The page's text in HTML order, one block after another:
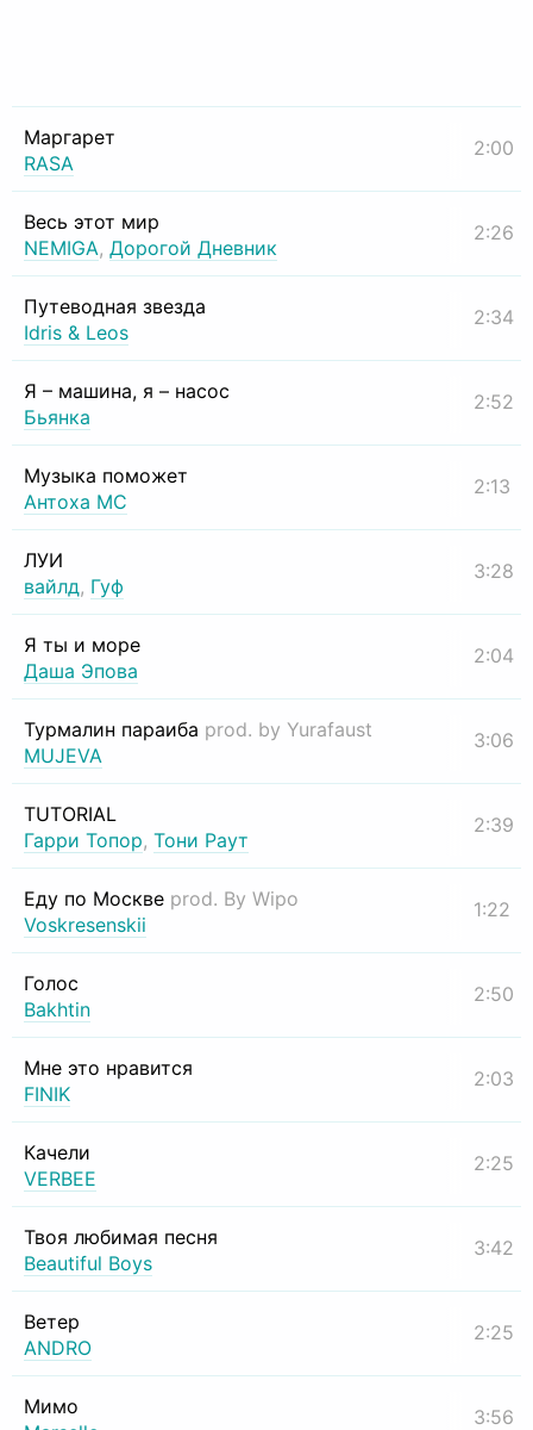
Маргарет
RASA
2:00
Весь этот мир
NEMIGA, Дорогой Дневник
2:26
Путеводная звезда
Idris & Leos
2:34
Я – машина, я – насос
Бьянка
2:52
Музыка поможет
Антоха МС
2:13
ЛУИ
вайлд, Гуф
3:28
Я ты и море
Даша Эпова
2:04
Турмалин параиба prod. by Yurafaust
MUJEVA
3:06
TUTORIAL
Гарри Топор, Тони Раут
2:39
Еду по Москве prod. By Wipo
Voskresenskii
1:22
Голос
Bakhtin
2:50
Мне это нравится
FINIK
2:03
Качели
VERBEE
2:25
Твоя любимая песня
Beautiful Boys
3:42
Ветер
ANDRO
2:25
Мимо
3:56